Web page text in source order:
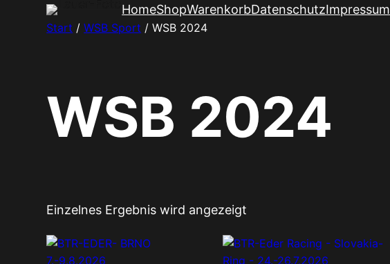
HomeShopWarenkorbDatenschutzImpressum
Start /WSB Sport / WSB 2024
WSB 2024
Einzelnes Ergebnis wird angezeigt